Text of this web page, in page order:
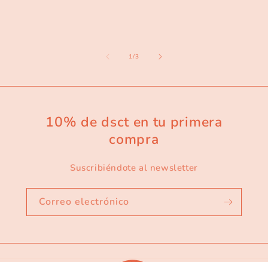
1/de
3
10% de dsct en tu primera
compra
Suscribiéndote al newsletter
Correo electrónico